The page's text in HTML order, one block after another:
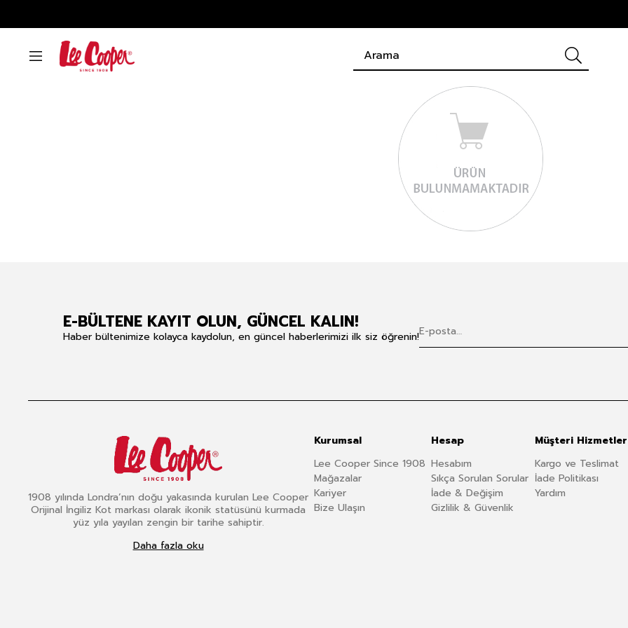
E-BÜLTENE KAYIT OLUN, GÜNCEL KALIN!
Haber bültenimize kolayca kaydolun, en güncel haberlerimizi ilk siz öğrenin!
1908 yılında Londra’nın doğu yakasında kurulan Lee Cooper
Orijinal İngiliz Kot markası olarak ikonik statüsünü kurmada
yüz yıla yayılan zengin bir tarihe sahiptir.
Daha fazla oku
Kurumsal
Lee Cooper Since 1908
Mağazalar
Kariyer
Bize Ulaşın
Hesap
Hesabım
Sıkça Sorulan Sorular
İade & Değişim
Gizlilik & Güvenlik
Müşteri
Kargo ve Teslimat
İade Politikası
Yardım